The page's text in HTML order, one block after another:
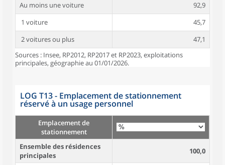
Au moins une voiture
92,9
1 voiture
45,7
2 voitures ou plus
47,1
Sources : Insee, RP2012, RP2017 et RP2023, exploitations
principales, géographie au 01/01/2026.
LOG T13 - Emplacement de stationnement
réservé à un usage personnel
Emplacement de
stationnement
Ensemble des résidences
principales
100,0